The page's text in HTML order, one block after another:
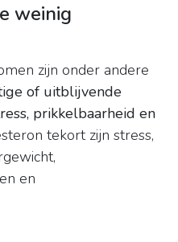
weinig
zijn onder andere
of uitblijvende
prikkelbaarheid en
tekort zijn stress,
en